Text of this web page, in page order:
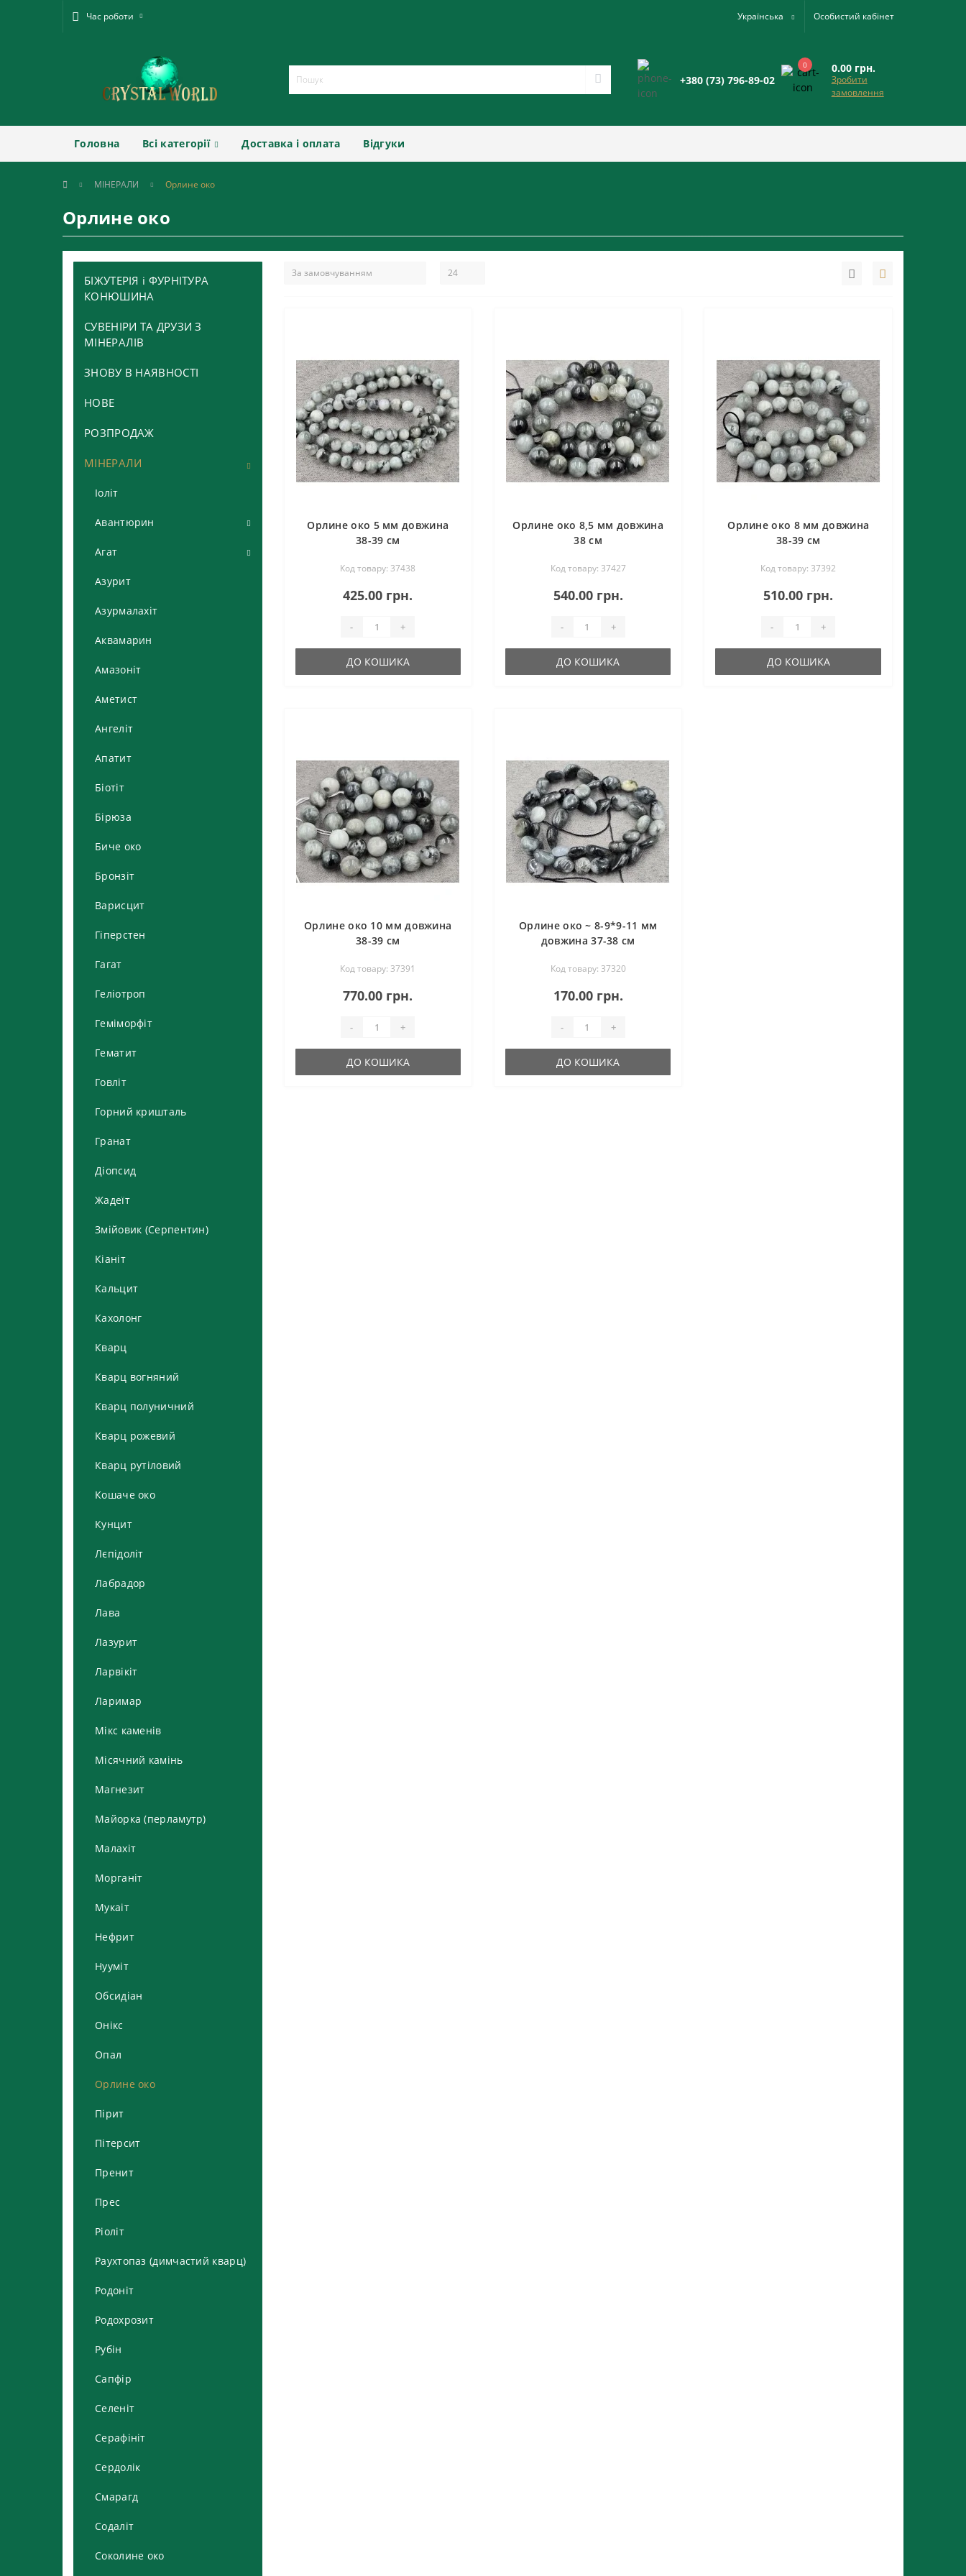
Час роботи Українська Особистий кабінет
+380 (73) 796-89-02
0 0.00 грн.
Зробити
замовлення
Головна Всі категорії Доставка і оплата Відгуки
МІНЕРАЛИ Орлине око
Орлине око
БІЖУТЕРІЯ і ФУРНІТУРА
КОНЮШИНА
СУВЕНІРИ ТА ДРУЗИ З
МІНЕРАЛІВ
ЗНОВУ В НАЯВНОСТІ
НОВЕ
РОЗПРОДАЖ
МІНЕРАЛИ
Іоліт
Авантюрин
Авантюрин зелений
Авантюрин коричневий та
Авантюрин синій та сірий
Кулони та кабошони з
Агат
Агат *морозний*, *сніговий*
Агат глянцевий
Агат грань
Агат матовий
Азурит
Азурмалахіт
Аквамарин
Амазоніт
Аметист
Ангеліт
Апатит
Біотіт
Бірюза
Биче око
Бронзіт
Варисцит
Гіперстен
Гагат
Геліотроп
Геміморфіт
Гематит
Говліт
Горний кришталь
Гранат
Діопсид
Жадеїт
Змійовик (Серпентин)
Кіаніт
Кальцит
Кахолонг
Кварц
Кварц вогняний
Кварц полуничний
Кварц рожевий
Кварц рутіловий
Кошаче око
Кунцит
Лєпідоліт
Лабрадор
Лава
Лазурит
Ларвікіт
Ларимар
Мікс каменів
Місячний камінь
Магнезит
Майорка (перламутр)
Малахіт
Морганіт
Мукаіт
Нефрит
Нууміт
Обсидіан
Онікс
Опал
Орлине око
Пірит
Пітерсит
Пренит
Прес
Ріоліт
Раухтопаз (димчастий кварц)
Родоніт
Родохрозит
Рубін
Сапфір
Селеніт
Серафініт
Сердолік
Смарагд
Содаліт
Соколине око
Орлине око 5 мм довжина
38-39 см
Код товару: 37438
425.00 грн.
- +
ДО КОШИКА
Орлине око 8,5 мм довжина
38 см
Код товару: 37427
540.00 грн.
- +
ДО КОШИКА
Орлине око 8 мм довжина
38-39 см
Код товару: 37392
510.00 грн.
- +
ДО КОШИКА
Орлине око 10 мм довжина
38-39 см
Код товару: 37391
770.00 грн.
- +
ДО КОШИКА
Орлине око ~ 8-9*9-11 мм
довжина 37-38 см
Код товару: 37320
170.00 грн.
- +
ДО КОШИКА